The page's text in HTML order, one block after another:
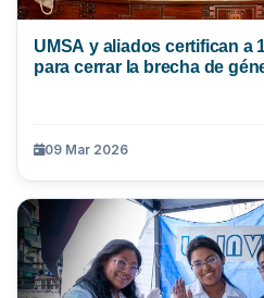
UMSA y aliados certifican a
para cerrar la brecha de
09 Mar 2026